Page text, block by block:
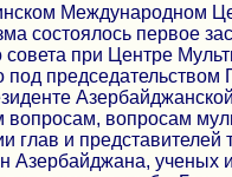
Международном
состоялось первое
при Центре
председательством
вопросам
глав и
Азербайджана, ученых